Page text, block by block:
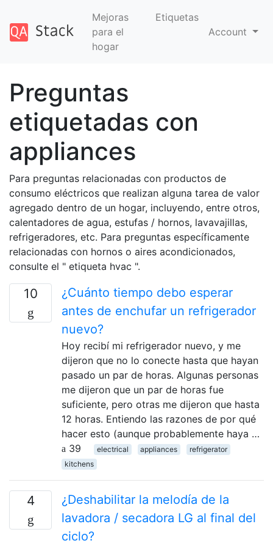
Mejoras
para el
hogar
Etiquetas
Account
Preguntas
etiquetadas con
appliances
Para preguntas relacionadas con productos de
consumo eléctricos que realizan alguna tarea de valor
agregado dentro de un hogar, incluyendo, entre otros,
calentadores de agua, estufas / hornos, lavavajillas,
refrigeradores, etc. Para preguntas específicamente
relacionadas con hornos o aires acondicionados,
consulte el " etiqueta hvac ".
10
¿Cuánto tiempo debo esperar
antes de enchufar un refrigerador
nuevo?
Hoy recibí mi refrigerador nuevo, y me
dijeron que no lo conecte hasta que hayan
pasado un par de horas. Algunas personas
me dijeron que un par de horas fue
suficiente, pero otras me dijeron que hasta
12 horas. Entiendo las razones de por qué
hacer esto (aunque probablemente haya …
39
electrical appliances
refrigerator
kitchens
4
¿Deshabilitar la melodía de la
lavadora / secadora LG al final del
ciclo?